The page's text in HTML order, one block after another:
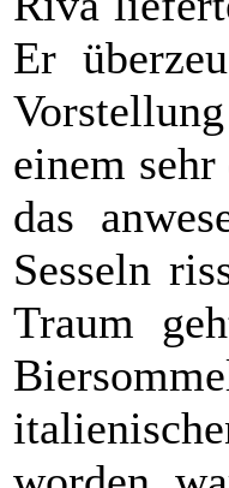
Er
einem
das
Sesseln
Traum